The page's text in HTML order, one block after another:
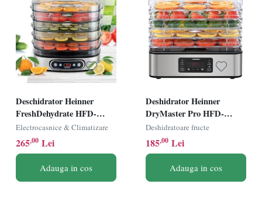
Deschidrator Heinner
FreshDehydrate HFD-
K380SSBK, 380W, Ecran
LED, 5 Tavi din otel
inoxidabil, Inox
Electrocasnice & Climatizare
265,00 Lei
Adauga in cos
Deshidrator Heinner
DryMaster Pro HFD-
K400SS, 400W, Ecran
LED, 5 Tavi din otel
inoxidabil, Inox
Deshidratoare fructe
185,00 Lei
Adauga in cos